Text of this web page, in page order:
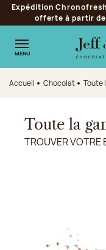
Aller à la navigation
Aller au contenu
Aller au pied de page
Expédition
offerte à partir
MENU
Accueil Chocolat Toute
Toute la
TROUVER VOTRE